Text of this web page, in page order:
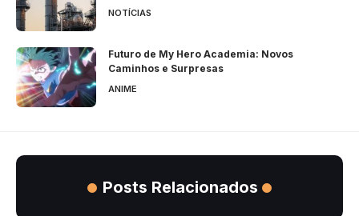
NOTÍCIAS
Futuro de My Hero Academia: Novos
Caminhos e Surpresas
ANIME
Posts Relacionados